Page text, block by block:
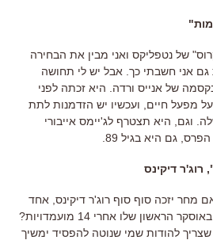
של נטפליקס ואני מבין את הבחירה
אני חשבתי כך. אבל יש לי תחושה
של אנייס ורדה. היא זכתה לפני
מפעל חיים, ועכשיו יש הזדמנות לתת
וגם, היא תצטרף לג'יימס אייבורי
גם היא בגיל 89.
מחר יזכה סוף סוף רוג'ר דיקינס, אחד
הצלמים הגדולים של ימינו, באוסקר הראשון שלו אחרי 14 מועמדויות?
שצריך להודות שמי שנוטה להפסיד ימשיך